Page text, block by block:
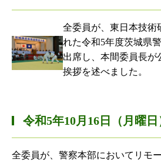
全委員が、東日本技術
れた令和5年度茨城県
出席し、本間委員長が
挨拶を述べました。
令和5年10月16日（月曜日
全委員が、警察本部においてリモ